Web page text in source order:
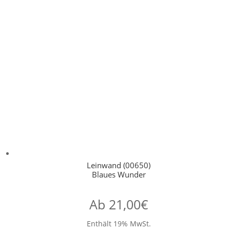
Leinwand (00650)
Blaues Wunder
Ab 21,00€
Enthält 19% MwSt.